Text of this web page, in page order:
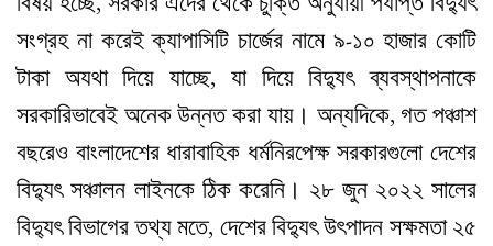
সংগ্রহ না করেই ক্যাপাসিটি চার্জের নামে ৯-১০ হাজার কোটি
টাকা অযথা দিয়ে যাচ্ছে, যা দিয়ে বিদ্যুৎ ব্যবস্থাপনাকে
সরকারিভাবেই অনেক উন্নত করা যায়। অন্যদিকে, গত পঞ্চাশ
বছরেও বাংলাদেশের ধারাবাহিক ধর্মনিরপেক্ষ সরকারগুলো দেশের
বিদ্যুৎ সঞ্চালন লাইনকে ঠিক করেনি। ২৮ জুন ২০২২ সালের
বিদ্যুৎ বিভাগের তথ্য মতে, দেশের বিদ্যুৎ উৎপাদন সক্ষমতা ২৫